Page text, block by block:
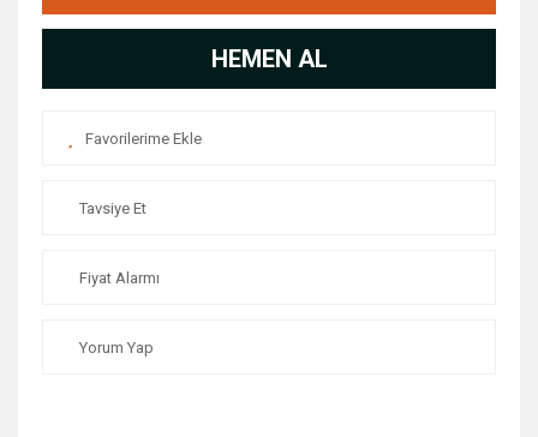
HEMEN AL
Tavsiye Et
Fiyat Alarmı
Yorum Yap